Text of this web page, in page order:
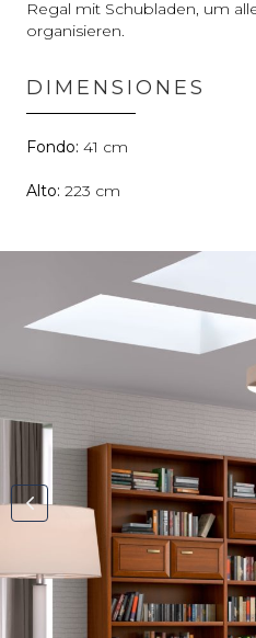
Regal mit Schubladen, um
organisieren.
DIMENSIONES
41
223